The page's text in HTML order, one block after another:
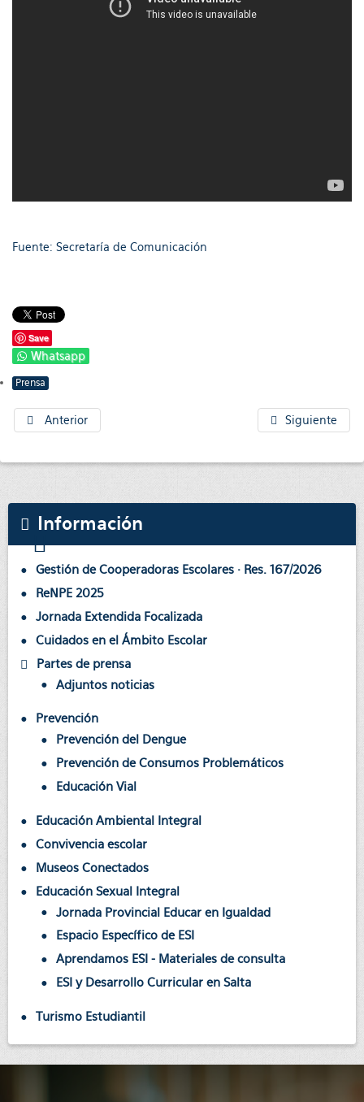
Fuente: Secretaría de Comunicación
Save
Whatsapp
Prensa
Anterior Siguiente
Información
Gestión de Cooperadoras Escolares · Res. 167/2026
ReNPE 2025
Jornada Extendida Focalizada
Cuidados en el Ámbito Escolar
Partes de prensa
Adjuntos noticias
Prevención
Prevención del Dengue
Prevención de Consumos Problemáticos
Educación Vial
Educación Ambiental Integral
Convivencia escolar
Museos Conectados
Educación Sexual Integral
Jornada Provincial Educar en Igualdad
Espacio Específico de ESI
Aprendamos ESI - Materiales de consulta
ESI y Desarrollo Curricular en Salta
Turismo Estudiantil